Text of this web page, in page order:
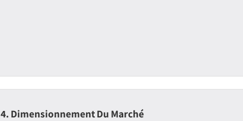
4. Dimensionnement Du Marché